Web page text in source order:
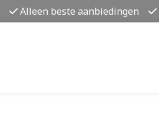
Alleen beste aanbiedingen